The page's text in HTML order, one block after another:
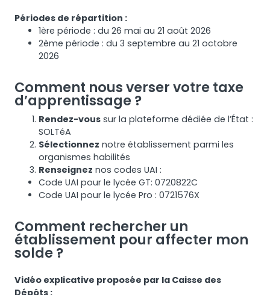
Périodes de répartition :
1ère période : du 26 mai au 21 août 2026
2ème période : du 3 septembre au 21 octobre
2026
Comment nous verser votre taxe
d’apprentissage ?
Rendez-vous sur la plateforme dédiée de l’État :
SOLTéA
Sélectionnez notre établissement parmi les
organismes habilités
Renseignez nos codes UAI :
Code UAI pour le lycée GT: 0720822C
Code UAI pour le lycée Pro : 0721576X
Comment rechercher un
établissement pour affecter mon
solde ?
Vidéo explicative proposée par la Caisse des